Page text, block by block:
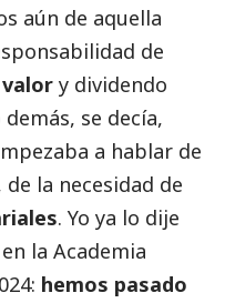
aún de aquella
de
y dividendo
se decía,
a hablar de
de la necesidad de
. Yo ya lo dije
la Academia
hemos pasado